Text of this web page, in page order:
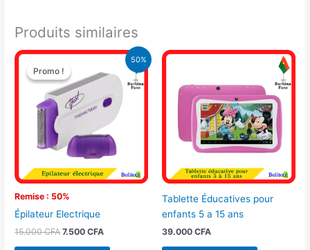
Produits similaires
50%
Promo !
Remise : 50%
Promo !
Épilateur Electrique
15.000CFA
Le
prix
initial
était :
15.000 CFA.
7.500CFA
Le
actuel
7.500 CFA.
Tablette Éducatives pour
enfants 5 a 15 ans
39.000 CFA